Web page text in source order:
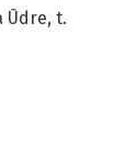
Ūdre, t.